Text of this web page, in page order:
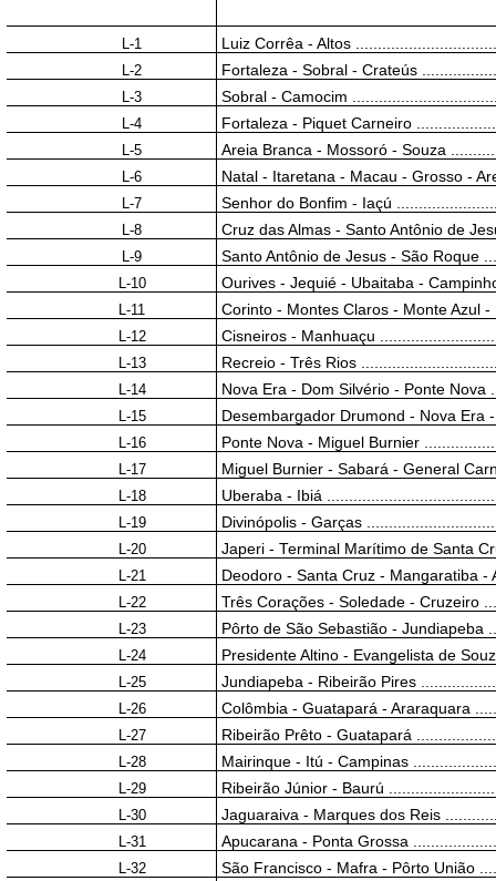
L-1
Luiz Corrêa - Altos
L-2
Fortaleza - Sobral - Crateús
L-3
Sobral - Camocim
L-4
Fortaleza - Piquet Carneiro
L-5
Areia Branca - Mossoró - Souza
L-6
Natal - Itaretana - Macau - Grosso -
L-7
Senhor do Bonfim - Iaçú
L-8
Cruz das Almas - Santo Antônio de
L-9
Santo Antônio de Jesus - São Roque
L-10
Ourives - Jequié - Ubaitaba -
L-11
Corinto - Montes Claros - Monte Azul
L-12
Cisneiros - Manhuaçu
L-13
Recreio - Três Rios
L-14
Nova Era - Dom Silvério - Ponte
L-15
Desembargador Drumond - Nova Era
L-16
Ponte Nova - Miguel Burnier
L-17
Miguel Burnier - Sabará - General
L-18
Uberaba - Ibiá
L-19
Divinópolis - Garças
L-20
Japeri - Terminal Marítimo de Santa
L-21
Deodoro - Santa Cruz - Mangaratiba -
L-22
Três Corações - Soledade - Cruzeiro
L-23
Pôrto de São Sebastião - Jundiapeba
L-24
Presidente Altino - Evangelista de
L-25
Jundiapeba - Ribeirão Pires
L-26
Colômbia - Guatapará - Araraquara
L-27
Ribeirão Prêto - Guatapará
L-28
Mairinque - Itú - Campinas
L-29
Ribeirão Júnior - Baurú
L-30
Jaguaraiva - Marques dos Reis
L-31
Apucarana - Ponta Grossa
L-32
São Francisco - Mafra - Pôrto União